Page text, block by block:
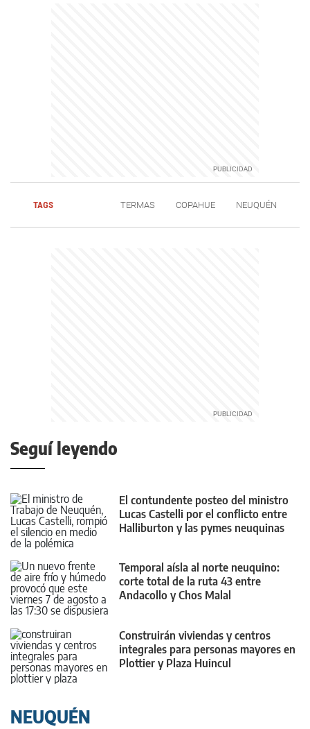
TAGS TERMAS COPAHUE NEUQUÉN
Seguí leyendo
El contundente posteo del ministro
Lucas Castelli por el conflicto entre
Halliburton y las pymes neuquinas
Temporal aísla al norte neuquino:
corte total de la ruta 43 entre
Andacollo y Chos Malal
Construirán viviendas y centros
integrales para personas mayores en
Plottier y Plaza Huincul
NEUQUÉN